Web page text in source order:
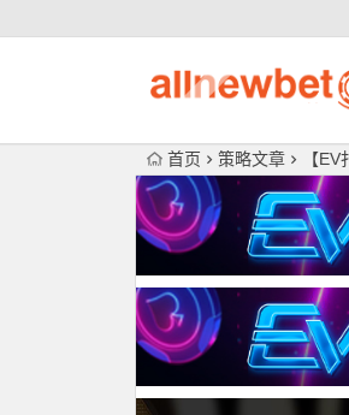
首页 策略文章 【